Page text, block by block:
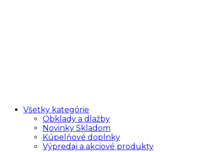
Všetky kategórie
Obklady a dlažby
Novinky Skladom
Kúpelňové doplnky
Výpredaj a akciové produkty